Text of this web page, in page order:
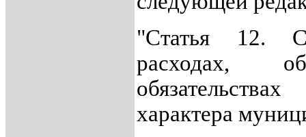
"Статья 12.
расходах,
характера